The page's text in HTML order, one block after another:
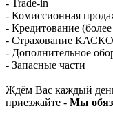
- Trade-in
- Комиссионная
- Кредитование
- Страхование
- Дополнительное
- Запасные части
Ждём Вас каждый
приезжайте - Мы